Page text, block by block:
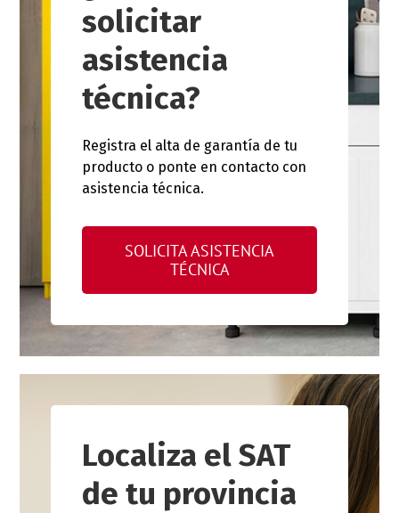
solicitar
asistencia
técnica?
Registra el alta de garantía de tu
producto o ponte en contacto con
asistencia técnica.
SOLICITA ASISTENCIA
TÉCNICA
Localiza el SAT
de tu provincia